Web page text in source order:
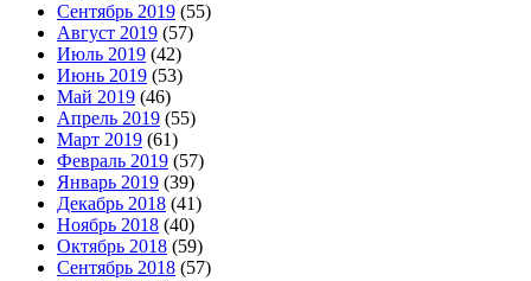
Сентябрь 2019 (55)
Август 2019 (57)
Июль 2019 (42)
Июнь 2019 (53)
Май 2019 (46)
Апрель 2019 (55)
Март 2019 (61)
Февраль 2019 (57)
Январь 2019 (39)
Декабрь 2018 (41)
Ноябрь 2018 (40)
Октябрь 2018 (59)
Сентябрь 2018 (57)